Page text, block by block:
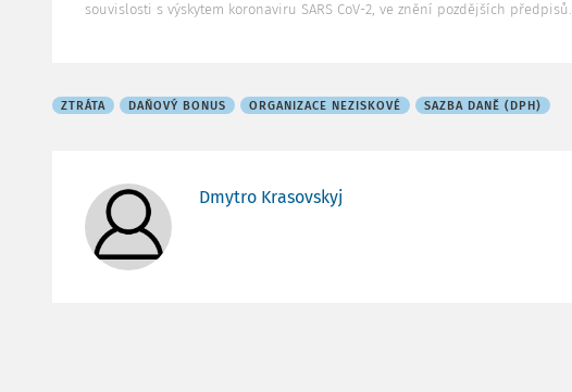
souvislosti s výskytem koronaviru SARS CoV-2, ve znění pozdějších předpisů.
ZTRÁTA DAŇOVÝ BONUS ORGANIZACE NEZISKOVÉ SAZBA DANĚ (DPH)
Dmytro Krasovskyj